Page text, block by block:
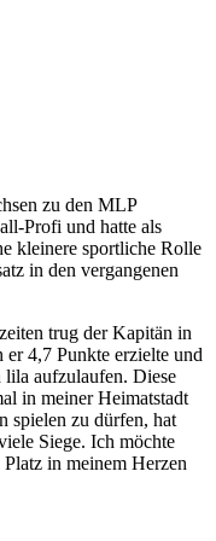
zu den MLP
Profi und hatte als
kleinere sportliche Rolle
in den vergangenen
trug der Kapitän in
4,7 Punkte erzielte und
lila aufzulaufen. Diese
in meiner Heimatstadt
spielen zu dürfen, hat
Siege. Ich möchte
in meinem Herzen